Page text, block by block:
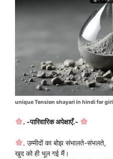
unique Tension shayari in hindi for girl
. -पारिवारिक अपेक्षाएँ.-
. उम्मीदों का बोझ संभालते-संभलते,
खुद को ही भूल गई मैं।